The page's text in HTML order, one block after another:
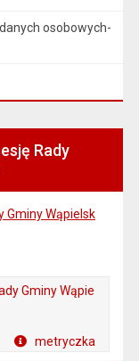
osobowych-
Rady
Gminy Wąpielsk
Gminy Wąpie
metryczka